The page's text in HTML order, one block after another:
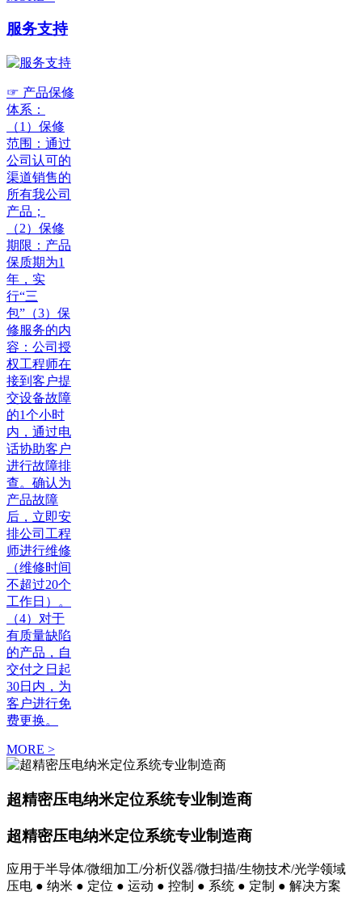
服务支持
☞ 产品保修
体系：
（1）保修
范围：通过
公司认可的
渠道销售的
所有我公司
产品；
（2）保修
期限：产品
保质期为1
年，实
行“三
包”（3）保
修服务的内
容：公司授
权工程师在
接到客户提
交设备故障
的1个小时
内，通过电
话协助客户
进行故障排
查。确认为
产品故障
后，立即安
排公司工程
师进行维修
（维修时间
不超过20个
工作日）。
（4）对于
有质量缺陷
的产品，自
交付之日起
30日内，为
客户进行免
费更换。
MORE >
超精密压电纳米定位系统专业制造商
超精密压电纳米定位系统专业制造商
应用于半导体/微细加工/分析仪器/微扫描/生物技术/光学领域
压电 ● 纳米 ● 定位 ● 运动 ● 控制 ● 系统 ● 定制 ● 解决方案